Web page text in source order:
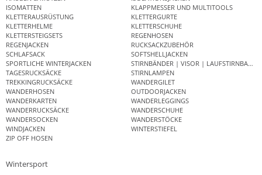
ISOMATTEN
KLAPPMESSER UND MULTITOOLS
KLETTERAUSRÜSTUNG
KLETTERGURTE
KLETTERHELME
KLETTERSCHUHE
KLETTERSTEIGSETS
REGENHOSEN
REGENJACKEN
RUCKSACKZUBEHÖR
SCHLAFSACK
SOFTSHELLJACKEN
SPORTLICHE WINTERJACKEN
STIRNBÄNDER | VISOR | LAUFSTIRNBAND
TAGESRUCKSÄCKE
STIRNLAMPEN
TREKKINGRUCKSÄCKE
WANDERGILET
WANDERHOSEN
OUTDOORJACKEN
WANDERKARTEN
WANDERLEGGINGS
WANDERRUCKSÄCKE
WANDERSCHUHE
WANDERSOCKEN
WANDERSTÖCKE
WINDJACKEN
WINTERSTIEFEL
ZIP OFF HOSEN
Wintersport